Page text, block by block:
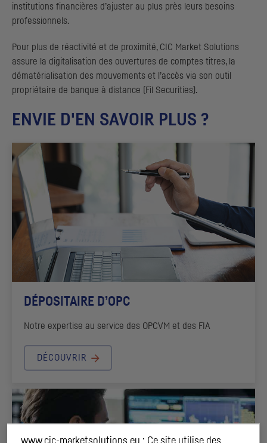
institutions financières d’ajuster au plus près leurs besoins
professionnels.
Pour plus de réactivité et de proximité, CIC Market Solutions
assure la digitalisation des ouvertures de comptes titres, la
dématérialisation des mouvements et l’accès via son outil
propriétaire de banque à distance (Fil Securities).
ENVIE D'EN SAVOIR PLUS ?
DÉPOSITAIRE D’OPC
Notre expertise au service des OPCVM et des FIA
DÉCOUVRIR
www.cic-marketsolutions.eu : Ce site utilise des